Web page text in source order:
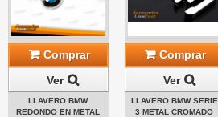
Comprar
Ver
LLAVERO BMW
REDONDO EN METAL
Comprar
Ver
LLAVERO BMW SERIE
3 METAL CROMADO